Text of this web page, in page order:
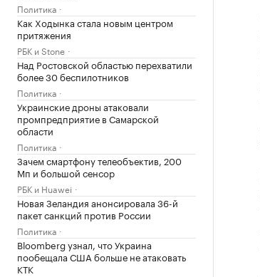
Политика
Как Ходынка стала новым центром
притяжения
РБК и Stone
Над Ростовской областью перехватили
более 30 беспилотников
Политика
Украинские дроны атаковали
промпредприятие в Самарской
области
Политика
Зачем смартфону телеобъектив, 200
Мп и большой сенсор
РБК и Huawei
Новая Зеландия анонсировала 36-й
пакет санкций против России
Политика
Bloomberg узнал, что Украина
пообещала США больше не атаковать
КТК